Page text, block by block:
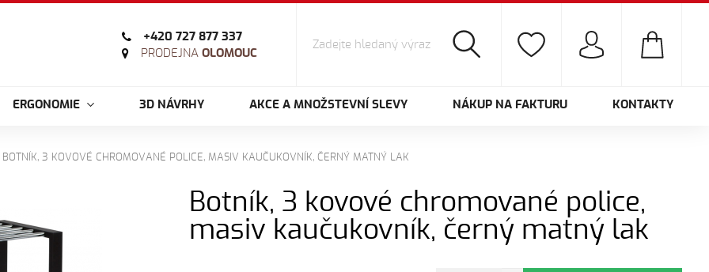
+420 727 877 337
PRODEJNA OLOMOUC
ERGONOMIE 3D NÁVRHY AKCE A MNOŽSTEVNÍ SLEVY NÁKUP NA FAKTURU KONTAKTY
BOTNÍK, 3 KOVOVÉ CHROMOVANÉ POLICE, MASIV KAUČUKOVNÍK, ČERNÝ MATNÝ LAK
Botník, 3 kovové chromované police,
masiv kaučukovník, černý matný lak